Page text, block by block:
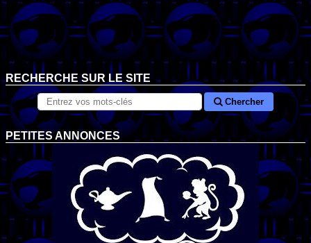
RECHERCHE SUR LE SITE
Chercher
PETITES ANNONCES